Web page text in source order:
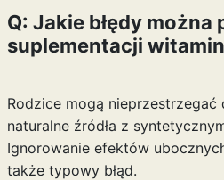
Q: Jakie błędy można
suplementacji
Rodzice mogą nieprzestrzegać
naturalne źródła z
Ignorowanie efektów
także typowy błąd.